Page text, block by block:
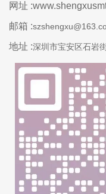
网址
邮箱 :
地址 :深圳市宝安区石岩